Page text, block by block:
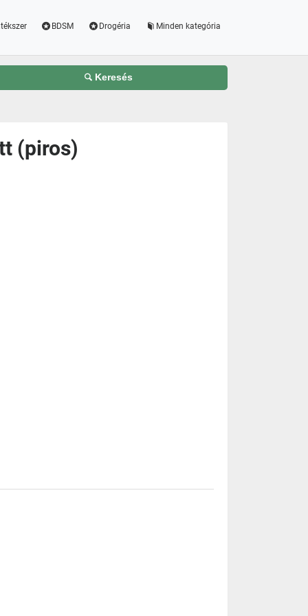
BDSM Drogéria Minden kategória
Keresés
(piros)